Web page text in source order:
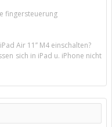
fingersteuerung
Air 11’’ M4 einschalten?
sich in iPad u. iPhone nicht